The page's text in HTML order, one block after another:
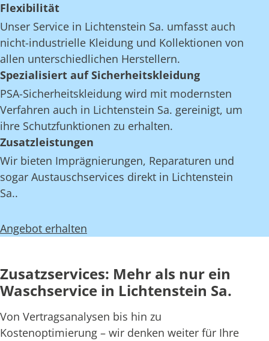
Flexibilität
Unser Service in Lichtenstein Sa. umfasst auch
nicht-industrielle Kleidung und Kollektionen von
allen unterschiedlichen Herstellern.
Spezialisiert auf Sicherheitskleidung
PSA-Sicherheitskleidung wird mit modernsten
Verfahren auch in Lichtenstein Sa. gereinigt, um
ihre Schutzfunktionen zu erhalten.
Zusatzleistungen
Wir bieten Imprägnierungen, Reparaturen und
sogar Austauschservices direkt in Lichtenstein
Sa..
Angebot erhalten
Zusatzservices: Mehr als nur ein
Waschservice in Lichtenstein Sa.
Von Vertragsanalysen bis hin zu
Kostenoptimierung – wir denken weiter für Ihre